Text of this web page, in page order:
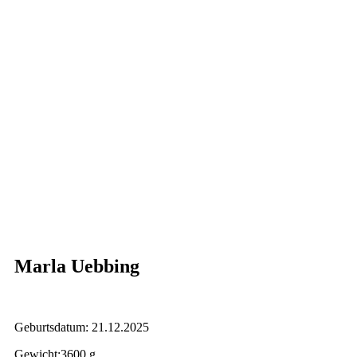
Marla Uebbing
Geburtsdatum: 21.12.2025
Gewicht:3600 g